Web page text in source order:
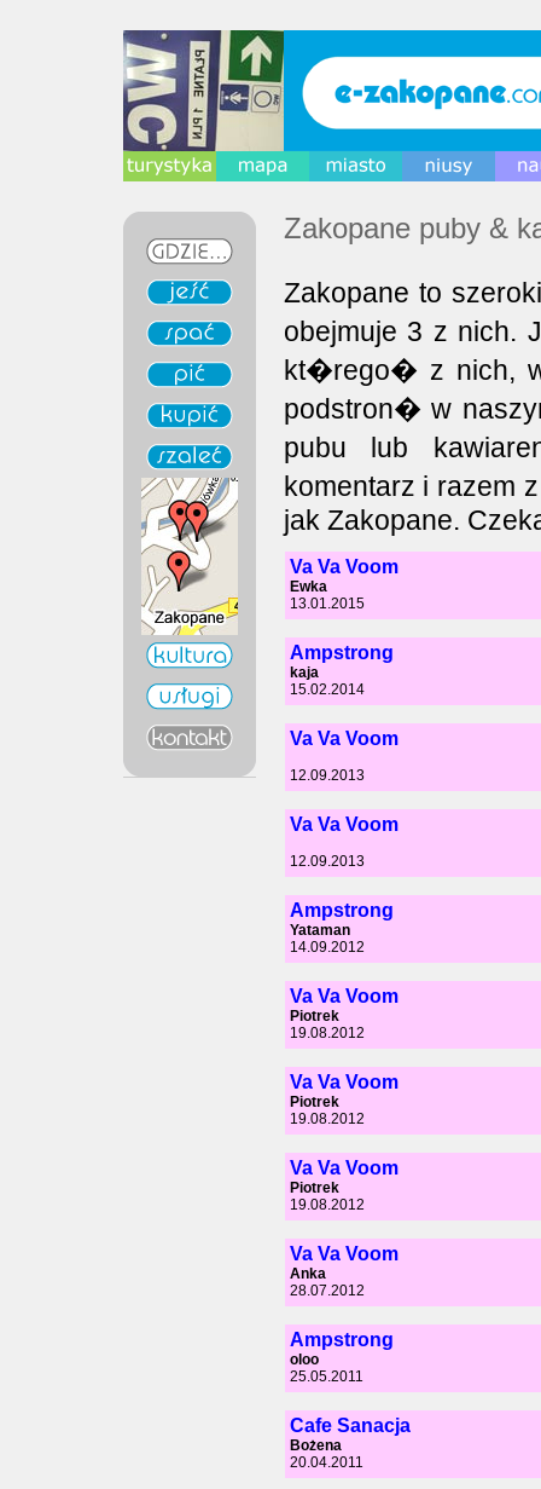
Zakopane puby &
Zakopane to
obejmuje 3 z
kt�rego� z nich,
podstron� w
pubu lub
komentarz i razem
jak Zakopane.
Va Va Voom
Ewka
13.01.2015
Ampstrong
kaja
15.02.2014
Va Va Voom
12.09.2013
Va Va Voom
12.09.2013
Ampstrong
Yataman
14.09.2012
Va Va Voom
Piotrek
19.08.2012
Va Va Voom
Piotrek
19.08.2012
Va Va Voom
Piotrek
19.08.2012
Va Va Voom
Anka
28.07.2012
Ampstrong
oloo
25.05.2011
Cafe Sanacja
Bożena
20.04.2011